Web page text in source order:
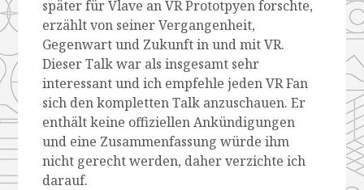
später für Vlave an VR Prototpyen forschte,
erzählt von seiner Vergangenheit,
Gegenwart und Zukunft in und mit VR.
Dieser Talk war als insgesamt sehr
interessant und ich empfehle jeden VR Fan
sich den kompletten Talk anzuschauen. Er
enthält keine offiziellen Ankündigungen
und eine Zusammenfassung würde ihm
nicht gerecht werden, daher verzichte ich
darauf.